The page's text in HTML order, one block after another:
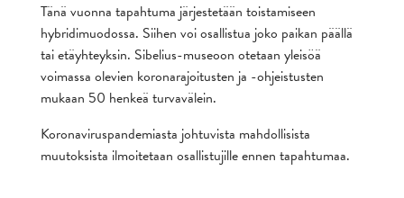
Tänä vuonna tapahtuma järjestetään toistamiseen
hybridimuodossa. Siihen voi osallistua joko paikan päällä
tai etäyhteyksin. Sibelius-museoon otetaan yleisöä
voimassa olevien koronarajoitusten ja -ohjeistusten
mukaan 50 henkeä turvavälein.
Koronaviruspandemiasta johtuvista mahdollisista
muutoksista ilmoitetaan osallistujille ennen tapahtumaa.